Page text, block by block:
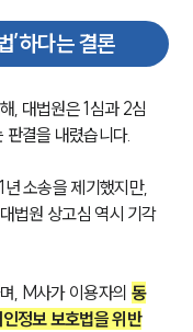
’하다는 결론
, 대법원은 1심과 2심
결을 내렸습니다.
소송을 제기했지만,
법원 상고심 역시 기각
, M사가 이용자의 동
정보 보호법을 위반